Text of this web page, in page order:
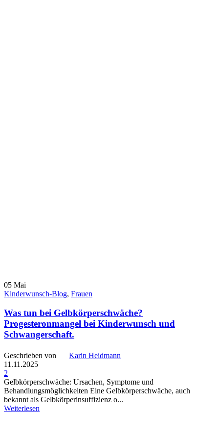
05 Mai
Kinderwunsch-Blog, Frauen
Was tun bei Gelbkörperschwäche?
Progesteronmangel bei Kinderwunsch und
Schwangerschaft.
Geschrieben von
Karin Heidmann
11.11.2025
2
Gelbkörperschwäche: Ursachen, Symptome und
Behandlungsmöglichkeiten Eine Gelbkörperschwäche, auch
bekannt als Gelbkörperinsuffizienz o...
Weiterlesen